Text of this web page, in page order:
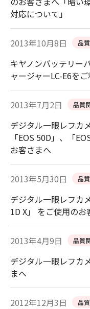
対応について」
2013年10月8日 品
キヤノンバッテリー
ャージャーLC-E6を
2013年7月2日 品質
デジタル一眼レフカ
「EOS 50D」、「
お客さまへ
2013年5月30日 品
デジタル一眼レフカ
1D X」 をご使用のお
2013年4月9日 品質
デジタル一眼レフカ
まへ
2012年12月3日 品